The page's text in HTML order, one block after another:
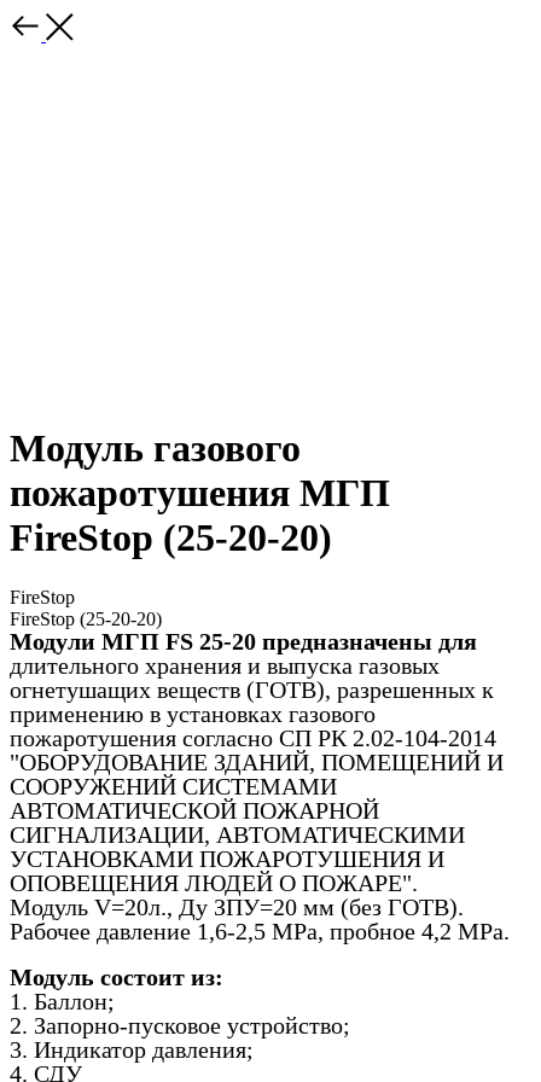
Модуль газового
пожаротушения МГП
FireStop (25-20-20)
FireStop
FireStop (25-20-20)
Модули МГП FS 25-20 предназначены для
длительного хранения и выпуска газовых
огнетушащих веществ (ГОТВ), разрешенных к
применению в установках газового
пожаротушения согласно СП РК 2.02-104-2014
"ОБОРУДОВАНИЕ ЗДАНИЙ, ПОМЕЩЕНИЙ И
СООРУЖЕНИЙ СИСТЕМАМИ
АВТОМАТИЧЕСКОЙ ПОЖАРНОЙ
СИГНАЛИЗАЦИИ, АВТОМАТИЧЕСКИМИ
УСТАНОВКАМИ ПОЖАРОТУШЕНИЯ И
ОПОВЕЩЕНИЯ ЛЮДЕЙ О ПОЖАРЕ".
Модуль V=20л., Ду ЗПУ=20 мм (без ГОТВ).
Рабочее давление 1,6-2,5 MPa, пробное 4,2 МРа.
Модуль состоит из:
1. Баллон;
2. Запорно-пусковое устройство;
3. Индикатор давления;
4. СДУ